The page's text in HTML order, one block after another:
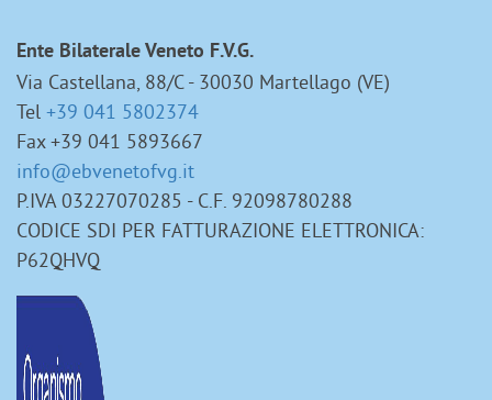
Ente Bilaterale Veneto F.V.G.
Via Castellana, 88/C - 30030 Martellago (VE)
Tel +39 041 5802374
Fax +39 041 5893667
info@ebvenetofvg.it
P.IVA 03227070285 - C.F. 92098780288
CODICE SDI PER FATTURAZIONE ELETTRONICA:
P62QHVQ